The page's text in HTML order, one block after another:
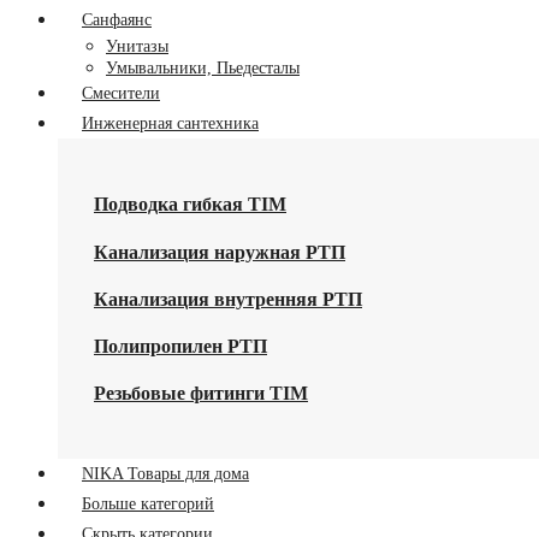
Санфаянс
Унитазы
Умывальники, Пьедесталы
Смесители
Инженерная сантехника
Подводка гибкая TIM
Канализация наружная РТП
Канализация внутренняя РТП
Полипропилен РТП
Резьбовые фитинги TIM
NIKA Товары для дома
Больше категорий